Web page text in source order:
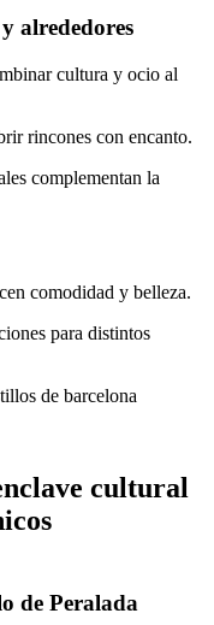
alrededores
cultura y ocio al
rincones con encanto.
complementan la
comodidad y belleza.
para distintos
cultural
de Peralada